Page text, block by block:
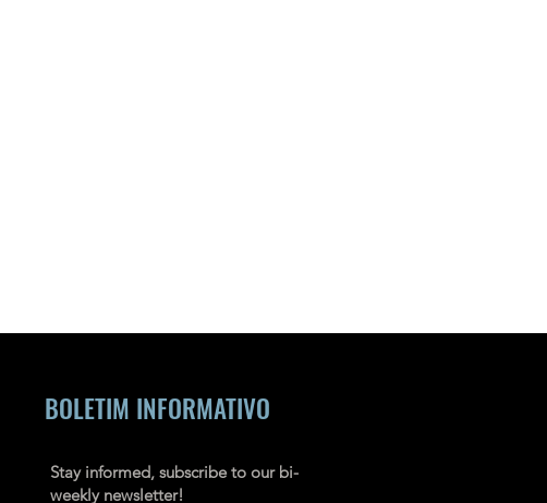
BOLETIM INFORMATIVO
Stay informed, subscribe to our bi-
weekly newsletter!